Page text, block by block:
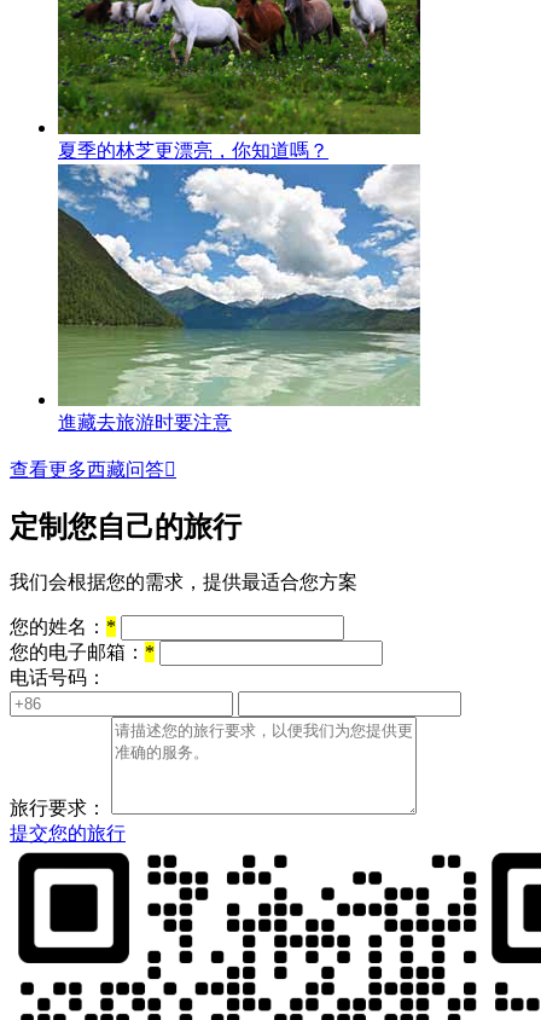
夏季的林芝更漂亮，你知道嗎？
進藏去旅游时要注意
查看更多西藏问答
定制您自己的旅行
我们会根据您的需求，提供最适合您方案
您的姓名： *
您的电子邮箱： *
电话号码：
旅行要求：
提交您的旅行